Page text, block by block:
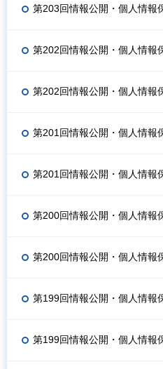
第203回情報公開・個人情報
第202回情報公開・個人情報
第202回情報公開・個人情報
第201回情報公開・個人情報
第201回情報公開・個人情報
第200回情報公開・個人情報
第200回情報公開・個人情報
第199回情報公開・個人情報
第199回情報公開・個人情報